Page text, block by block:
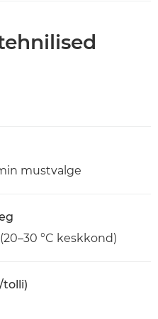
mustvalge
°C keskkond)